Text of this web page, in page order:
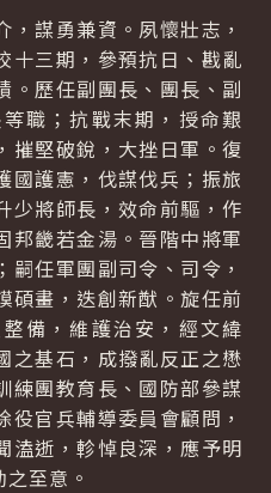
謀勇兼資。夙懷壯志，
十三期，參預抗日、戡亂
。歷任副團長、團長、副
職；抗戰末期，授命艱
摧堅破銳，大挫日軍。復
國護憲，伐謀伐兵；振旅
少將師長，效命前驅，作
邦畿若金湯。晉階中將軍
任軍團副司令、司令，
碩畫，迭創新猷。旋任前
備，維護治安，經文緯
之基石，成撥亂反正之懋
練團教育長、國防部參謀
官兵輔導委員會顧問，
溘逝，軫悼良深，應予明
至意。